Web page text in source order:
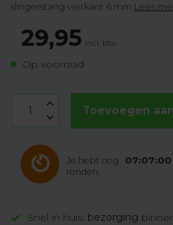
slingerstang vierkant 6 mm Lees
29,95 Incl. btw
Op voorraad
Toevoegen
Je hebt nog 07:06:59
ronden.
Snel in huis: bezorging